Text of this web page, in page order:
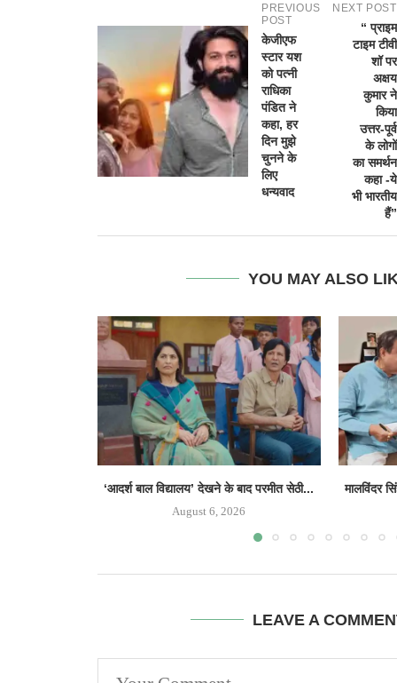
PREVIOUS
POST
केजीएफ
स्टार यश
को पत्नी
राधिका
पंडित ने
कहा, हर
दिन मुझे
चुनने के
लिए
धन्यवाद
NEXT POST
“ प्राइम
टाइम टीवी
शॉ पर
अक्षय
कुमार ने
किया
उत्तर-पूर्व
के लोगों
का समर्थन
कहा -ये
भी भारतीय
हैं”
YOU MAY ALSO
‘आदर्श बाल विद्यालय’ देखने के बाद परमीत सेठी...
August 6, 2026
मालविंदर
LEAVE A